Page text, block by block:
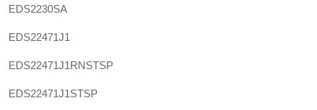
EDS2230SA
EDS22471J1
EDS22471J1RNSTSP
EDS22471J1STSP